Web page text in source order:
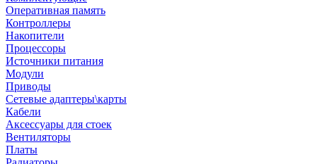
Оперативная память
Контроллеры
Накопители
Процессоры
Источники питания
Модули
Приводы
Сетевые адаптеры\карты
Кабели
Аксессуары для стоек
Вентиляторы
Платы